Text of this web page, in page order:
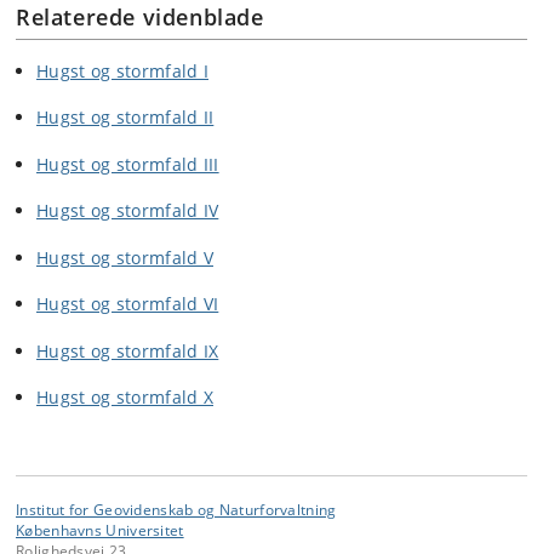
Relaterede videnblade
Hugst og stormfald I
Hugst og stormfald II
Hugst og stormfald III
Hugst og stormfald IV
Hugst og stormfald V
Hugst og stormfald VI
Hugst og stormfald IX
Hugst og stormfald X
Institut for Geovidenskab og Naturforvaltning
Københavns Universitet